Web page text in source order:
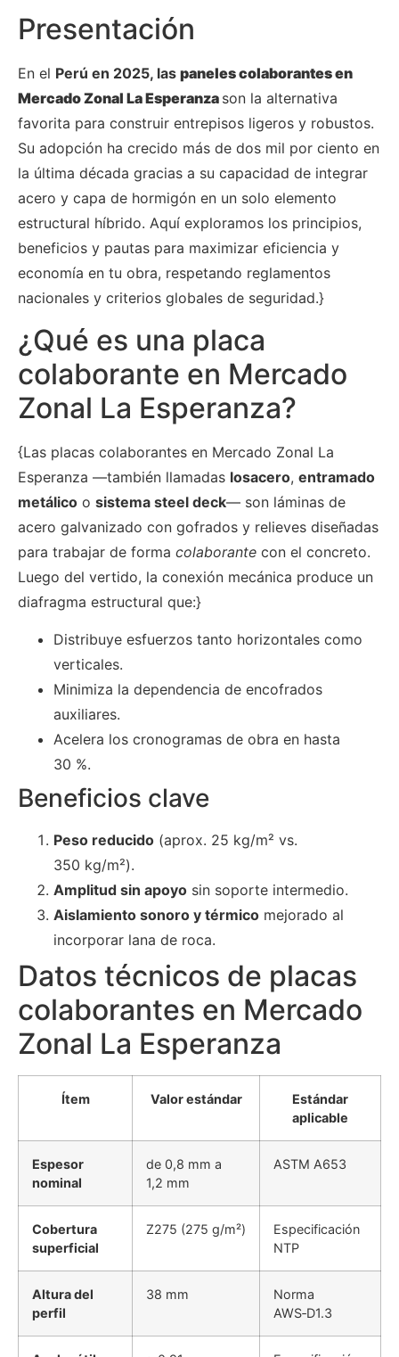
Presentación
En el Perú en 2025, las paneles colaborantes en
Mercado Zonal La Esperanza son la alternativa
favorita para construir entrepisos ligeros y robustos.
Su adopción ha crecido más de dos mil por ciento en
la última década gracias a su capacidad de integrar
acero y capa de hormigón en un solo elemento
estructural híbrido. Aquí exploramos los principios,
beneficios y pautas para maximizar eficiencia y
economía en tu obra, respetando reglamentos
nacionales y criterios globales de seguridad.}
¿Qué es una placa
colaborante en Mercado
Zonal La Esperanza?
{Las placas colaborantes en Mercado Zonal La
Esperanza —también llamadas losacero, entramado
metálico o sistema steel deck— son láminas de
acero galvanizado con gofrados y relieves diseñadas
para trabajar de forma colaborante con el concreto.
Luego del vertido, la conexión mecánica produce un
diafragma estructural que:}
Distribuye esfuerzos tanto horizontales como
verticales.
Minimiza la dependencia de encofrados
auxiliares.
Acelera los cronogramas de obra en hasta
30 %.
Beneficios clave
Peso reducido (aprox. 25 kg/m² vs.
350 kg/m²).
Amplitud sin apoyo sin soporte intermedio.
Aislamiento sonoro y térmico mejorado al
incorporar lana de roca.
Datos técnicos de placas
colaborantes en Mercado
Zonal La Esperanza
Ítem Valor estándar
Estándar
aplicable
Espesor
nominal
de 0,8 mm a
1,2 mm
ASTM A653
Cobertura
superficial
Z275 (275 g/m²)
Especificación
NTP
Altura del
perfil
38 mm
Norma
AWS‑D1.3